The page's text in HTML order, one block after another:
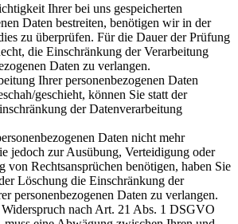
Ihrer bei uns gespeicherten
Daten bestreiten, benötigen wir in der
zu überprüfen. Für die Dauer der Prüfung
die Einschränkung der Verarbeitung
Daten zu verlangen.
Ihrer personenbezogenen Daten
geschieht, können Sie statt der
der Datenverarbeitung
Daten nicht mehr
jedoch zur Ausübung, Verteidigung oder
von Rechtsansprüchen benötigen, haben Sie
Löschung die Einschränkung der
personenbezogenen Daten zu verlangen.
nach Art. 21 Abs. 1 DSGVO